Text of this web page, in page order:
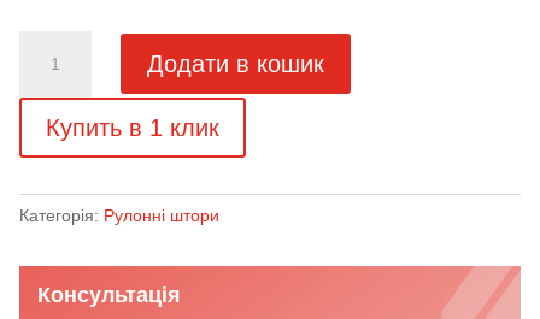
штори
Дель
Россо
білий
Додати в кошик
Купить в 1 клик
Категорія: Рулонні штори
Консультація